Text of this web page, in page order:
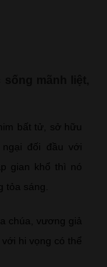
bất tử, sở hữu
đối đầu với
gian khổ thì nó
tỏa sáng.
chúa, vương giả
hi vọng có thể